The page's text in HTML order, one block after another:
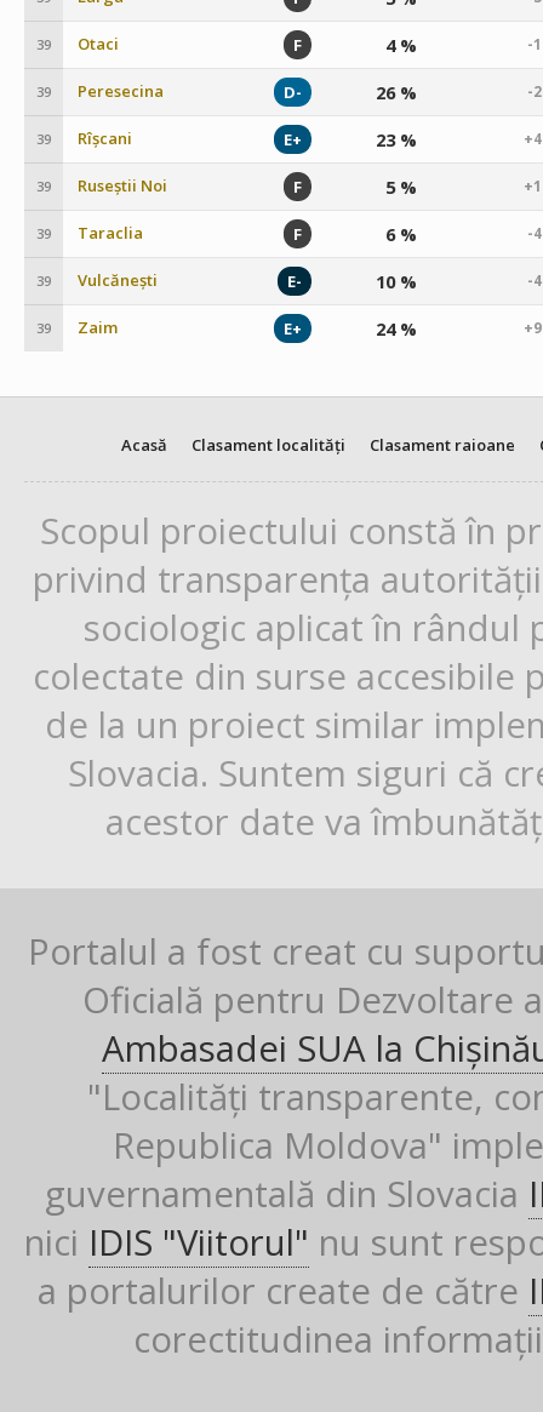
39 Otaci F 4 % -
39 Peresecina D- 26 % -
39 Rîșcani E+ 23 %
39 Ruseștii Noi F 5 %
39 Taraclia F 6 % -
39 Vulcănești E- 10 % -
39 Zaim E+ 24 %
Acasă Clasament localități Clasament raioane
Scopul proiectului constă în
privind transparența
sociologic aplicat în rândul
colectate din surse
de la un proiect similar
Slovacia. Suntem siguri că
acestor date va
Portalul a fost creat cu
Oficială pentru Dezvoltare
Ambasadei SUA la
"Localități transparente,
Republica Moldova"
guvernamentală din Slovacia
nici IDIS "Viitorul" nu sunt
a portalurilor create de către
corectitudinea